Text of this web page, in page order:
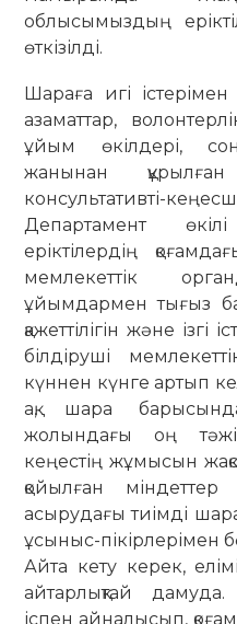
облысымыздың
өткізілді.
Шараға игі
азаматтар,
ұйым өкілдері,
жанынан құрылған
консультативті-
Департамент
еріктілердің
мемлекеттік
ұйымдармен тығыз
қажеттілігін және
білдіруші
күннен күнге артып
ақ, шара
жолындағы оң
кеңестің жұмысын
қойылған
асырудағы тиімді
ұсыныс-пікірлерімен
Айта кету керек,
айтарлықтай
іспен айналысып,